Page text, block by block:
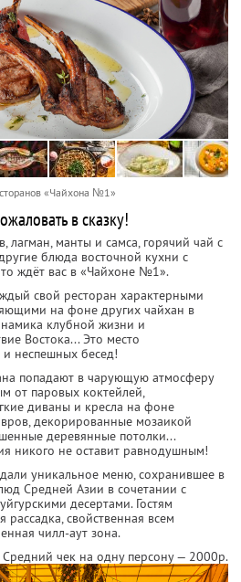
«Чайхона №1»
в сказку!
манты и самса, горячий чай с
блюда восточной кухни с
ждёт вас в «Чайхоне №1».
свой ресторан характерными
на фоне других чайхан в
клубной жизни и
Востока... Это место
и неспешных бесед!
попадают в чарующую атмосферу
от паровых коктейлей,
диваны и кресла на фоне
декорированные мозаикой
деревянные потолки...
никого не оставит равнодушным!
уникальное меню, сохранившее в
Средней Азии в сочетании с
десертами. Гостям
рассадка, свойственная всем
чилл-аут зона.
Средний чек на одну персону — 2000р.